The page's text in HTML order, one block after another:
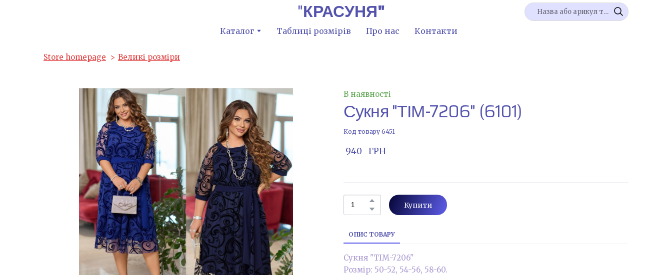
"КРАСУНЯ"
Каталог Таблиці розмірів Про нас Контакти
Store homepage Великі розміри
В наявності
Сукня "ТІМ-7206" (6101)
Код товару 6451
940   ГРН
Купити
ОПИС ТОВАРУ
Сукня "ТІМ-7206"
Розмір: 50-52, 54-56, 58-60.